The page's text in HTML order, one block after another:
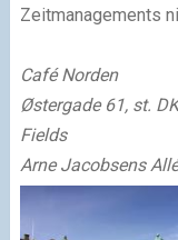
Zeitmanagements
Café Norden
Østergade 61, st.
Fields
Arne Jacobsens